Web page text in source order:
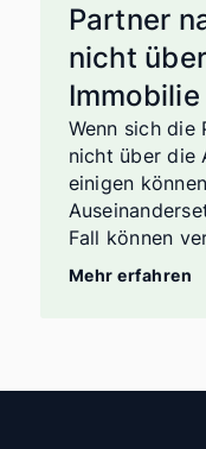
Partner
nicht
Wenn sich die
nicht über die
einigen
Fall können
unternommen
erzielen, die
Mehr erfahren